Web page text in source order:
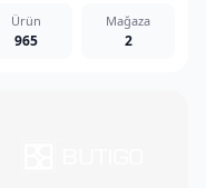
Ürün
965
Mağaza
2